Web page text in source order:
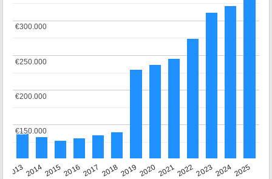
20132014201520162017 20182019 202020212022202320242025
€150.000
€150.000
€200.000
€200.000
€250.000
€250.000
€300.000
€300.000